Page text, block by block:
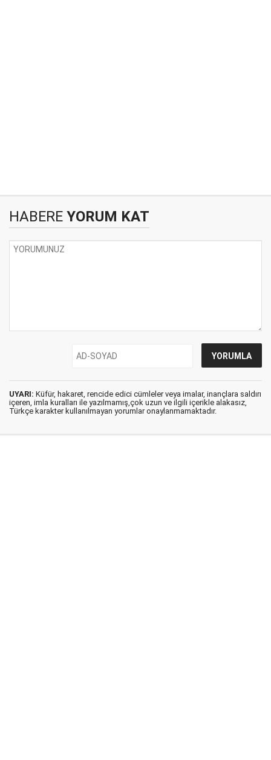
HABERE YORUM KAT
UYARI: Küfür, hakaret, rencide edici cümleler veya imalar, inançlara saldırı
içeren, imla kuralları ile yazılmamış,çok uzun ve ilgili içerikle alakasız,
Türkçe karakter kullanılmayan yorumlar onaylanmamaktadır.